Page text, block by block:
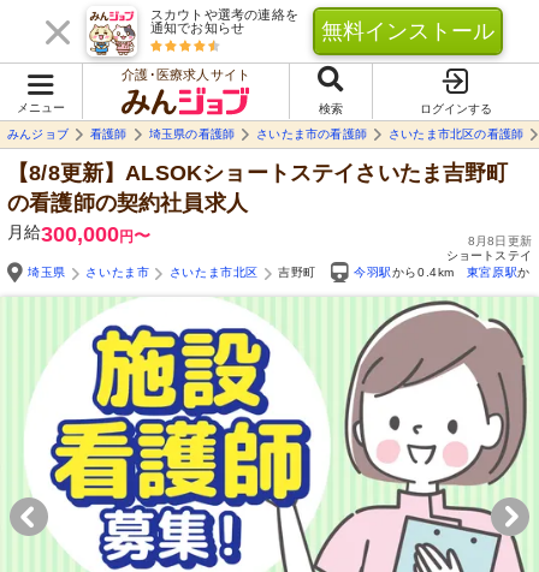
スカウトや選考の連絡を
通知でお知らせ
無料インストール
メニュー
介護･医療求人サイト
検索
ログインする
みんジョブ
看護師 埼玉県の看護師 さいたま市の看護師 さいたま市北区の看護師
【8/8更新】ALSOKショートステイさいたま吉野町
の看護師の契約社員求人
月給300,000円〜
8月8日更新
ショートステイ
埼玉県
さいたま市 さいたま市北区 吉野町 今羽駅から0.4km 東宮原駅か